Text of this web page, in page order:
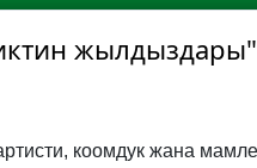
коомдук жана